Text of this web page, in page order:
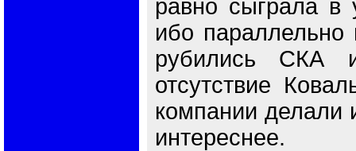
равно сыграла в
ибо параллельно
рубились СКА
отсутствие
компании делали
интереснее.